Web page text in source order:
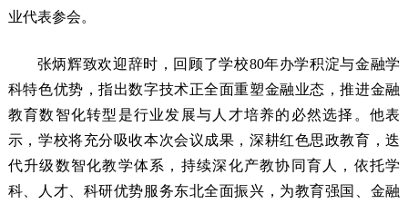
业代表参会。
张炳辉致欢迎辞时，回顾了学校80年办学积淀与金融学
科特色优势，指出数字技术正全面重塑金融业态，推进金融
教育数智化转型是行业发展与人才培养的必然选择。他表
示，学校将充分吸收本次会议成果，深耕红色思政教育，迭
代升级数智化教学体系，持续深化产教协同育人，依托学
科、人才、科研优势服务东北全面振兴，为教育强国、金融